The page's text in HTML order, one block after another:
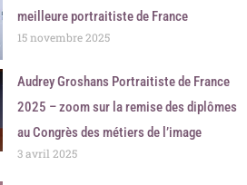
meilleure portraitiste de France
15 novembre 2025
Audrey Groshans Portraitiste de France
2025 – zoom sur la remise des diplômes
au Congrès des métiers de l’image
3 avril 2025